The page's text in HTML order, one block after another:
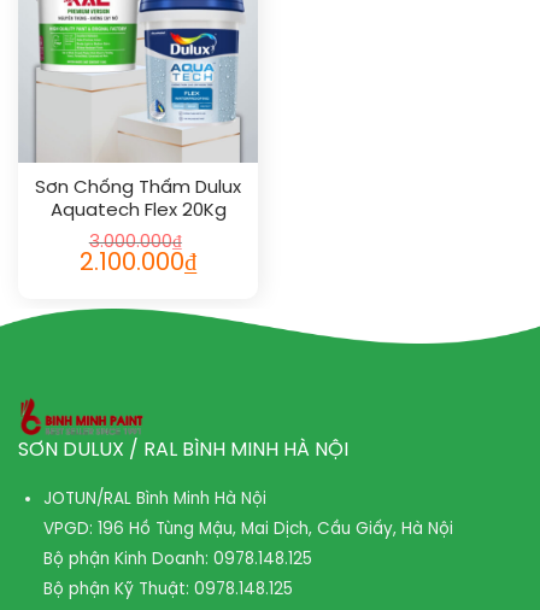
Sơn Chống Thấm Dulux
Aquatech Flex 20Kg
3.000.000₫
2.100.000₫
SƠN DULUX / RAL BÌNH MINH HÀ NỘI
JOTUN/RAL Bình Minh Hà Nội
VPGD: 196 Hồ Tùng Mậu, Mai Dịch, Cầu Giấy, Hà Nội
Bộ phận Kinh Doanh: 0978.148.125
Bộ phận Kỹ Thuật: 0978.148.125